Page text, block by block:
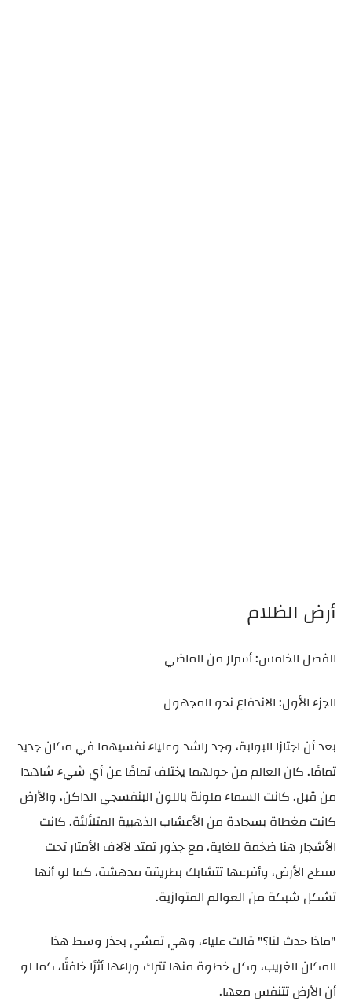
أرض الظلام
الفصل الخامس: أسرار من الماضي
الجزء الأول: الاندفاع نحو المجهول
بعد أن اجتازا البوابة، وجد راشد وعلياء نفسيهما في مكان جديد
تمامًا. كان العالم من حولهما يختلف تمامًا عن أي شيء شاهدا
من قبل. كانت السماء ملونة باللون البنفسجي الداكن، والأرض
كانت مغطاة بسجادة من الأعشاب الذهبية المتلألئة. كانت
الأشجار هنا ضخمة للغاية، مع جذور تمتد لآلاف الأمتار تحت
سطح الأرض، وأفرعها تتشابك بطريقة مدهشة، كما لو أنها
تشكل شبكة من العوالم المتوازية.
"ماذا حدث لنا؟" قالت علياء، وهي تمشي بحذر وسط هذا
المكان الغريب، وكل خطوة منها تترك وراءها أثرًا خافتًا، كما لو
أن الأرض تتنفس معها.